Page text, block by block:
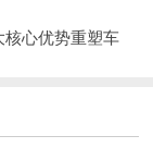
心优势重塑车